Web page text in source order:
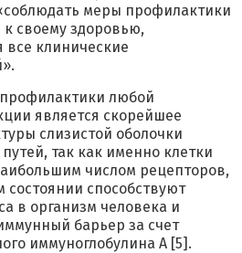
меры профилактики
к своему здоровью,
клинические
любой
является скорейшее
слизистой оболочки
так как именно клетки
числом рецепторов,
способствуют
в организм человека и
барьер за счет
иммуноглобулина А [5].